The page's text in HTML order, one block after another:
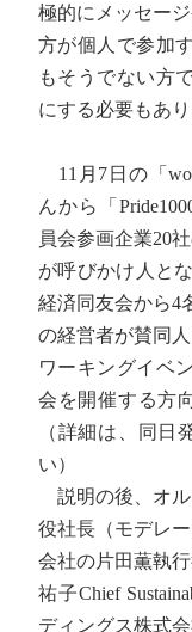
極的にメッセー
方が個人で参加
もそうでない方
にする必要もあり
11月7日の「
んから「
員会参画企業20
が呼びかけ人と
経済同友会から4
の経営者が賛同
ワーキングイベ
会を開催する方
（詳細は、同日
い）
説明の後、オル
役社長（モデレ
会社の片田薫執
祐子Chief
ディングス株式